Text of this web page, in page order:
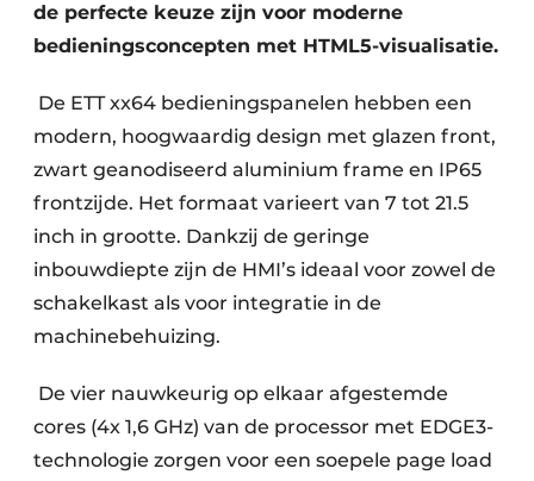
de perfecte keuze zijn voor moderne
bedieningsconcepten met HTML5-visualisatie.
De ETT xx64 bedieningspanelen hebben een
modern, hoogwaardig design met glazen front,
zwart geanodiseerd aluminium frame en IP65
frontzijde. Het formaat varieert van 7 tot 21.5
inch in grootte. Dankzij de geringe
inbouwdiepte zijn de HMI’s ideaal voor zowel de
schakelkast als voor integratie in de
machinebehuizing.
De vier nauwkeurig op elkaar afgestemde
cores (4x 1,6 GHz) van de processor met EDGE3-
technologie zorgen voor een soepele page load